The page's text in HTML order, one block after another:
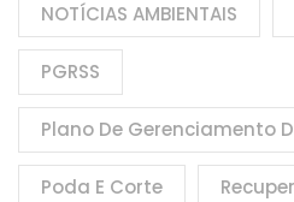
NOTÍCIAS AMBIENTAIS
PGRSS
Plano De Gerenciamento
Poda E Corte